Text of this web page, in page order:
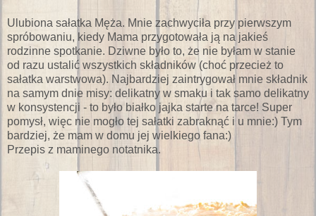
Ulubiona sałatka Męża. Mnie zachwyciła przy pierwszym
spróbowaniu, kiedy Mama przygotowała ją na jakieś
rodzinne spotkanie. Dziwne było to, że nie byłam w stanie
od razu ustalić wszystkich składników (choć przecież to
sałatka warstwowa). Najbardziej zaintrygował mnie składnik
na samym dnie misy: delikatny w smaku i tak samo delikatny
w konsystencji - to było białko jajka starte na tarce! Super
pomysł, więc nie mogło tej sałatki zabraknąć i u mnie:) Tym
bardziej, że mam w domu jej wielkiego fana:)
Przepis z maminego notatnika.